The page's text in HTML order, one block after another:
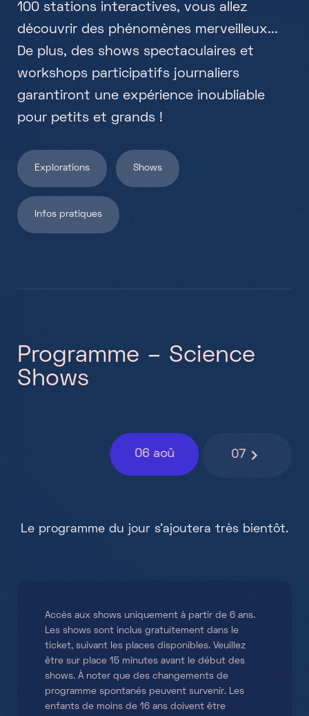
1 00 stations interactives, vous a ez
découvrir des phénomènes mervei eux...
De p us, des shows spectacu aires et
workshops participatifs journa iers
garantiront une expérience inou b ia b e
pour petits et grands !
Explorations Shows
Infos pratiques
Programme – Science
S hows
06 aoû 07
Le programme du jour s'ajoutera très bientôt.
Accès aux shows uniquement à partir de 6 ans.
Les shows sont inclus gratuitement dans le
ticket, suivant les places disponibles. Veuillez
être sur place 15 minutes avant le début des
shows. À noter que des changements de
programme spontanés peuvent survenir. Les
enfants de moins de 16 ans doivent être